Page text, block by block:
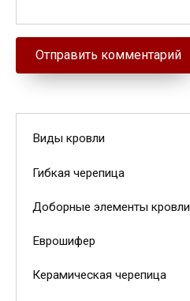
Виды кровли
Гибкая черепица
Доборные элементы кровли
Еврошифер
Керамическая черепица